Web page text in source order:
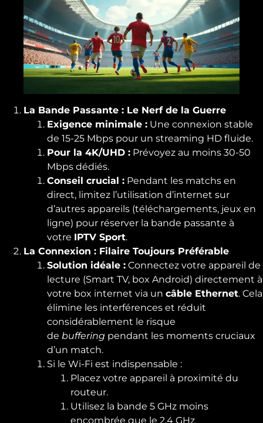
La Bande Passante : Le Nerf de la Guerre
Exigence minimale : Une connexion stable
de 15-25 Mbps pour un streaming HD fluide.
Pour la 4K/UHD : Prévoyez au moins 30-50
Mbps dédiés.
Conseil crucial : Pendant les matchs en
direct, limitez l’utilisation d’internet sur
d’autres appareils (téléchargements, jeux en
ligne) pour réserver la bande passante à
votre IPTV Sport.
La Connexion : Filaire Toujours Préférable
Solution idéale : Connectez votre appareil de
lecture (Smart TV, box Android) directement à
votre box internet via un câble Ethernet. Cela
élimine les interférences et réduit
considérablement le risque
de buffering pendant les moments cruciaux
d’un match.
Si le Wi-Fi est indispensable :
Placez votre appareil à proximité du
routeur.
Utilisez la bande 5 GHz moins
encombrée que le 2.4 GHz.